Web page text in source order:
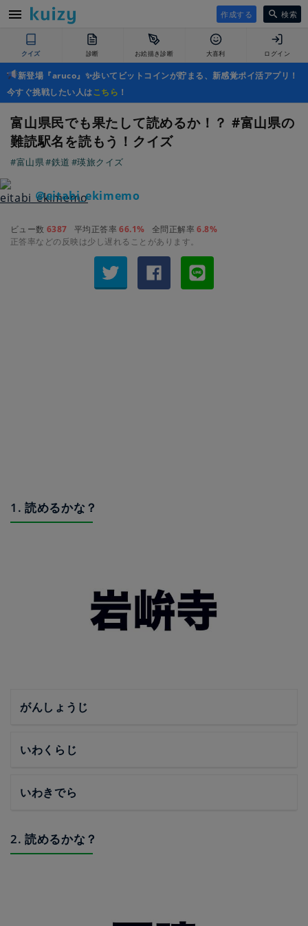
作成する 検索
クイズ 診断 お絵描き診断 大喜利 ログイン
新登場『aruco』✨歩いてビットコインが貯まる、新感覚ポイ活アプリ！
今すぐ挑戦したい人はこちら ！
富山県民でも果たして読めるか！？ #富山県の
難読駅名を読もう！クイズ
#富山県#鉄道 #瑛旅クイズ
＠eitabi_ekimemo
ビュー数 6387 平均正答率66.1% 全問正解率6.8%
正答率などの反映は少し遅れることがあります。
1. 読めるかな？
がんしょうじ
いわくらじ
いわきでら
2. 読めるかな？